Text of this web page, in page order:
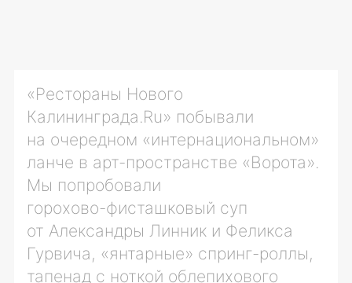
«Рестораны Нового
Калининграда.Ru» побывали
на очередном «интернациональном»
ланче в арт-пространстве «Ворота».
Мы попробовали
горохово-фисташковый суп
от Александры Линник и Феликса
Гурвича, «янтарные» спринг-роллы,
тапенад с ноткой облепихового